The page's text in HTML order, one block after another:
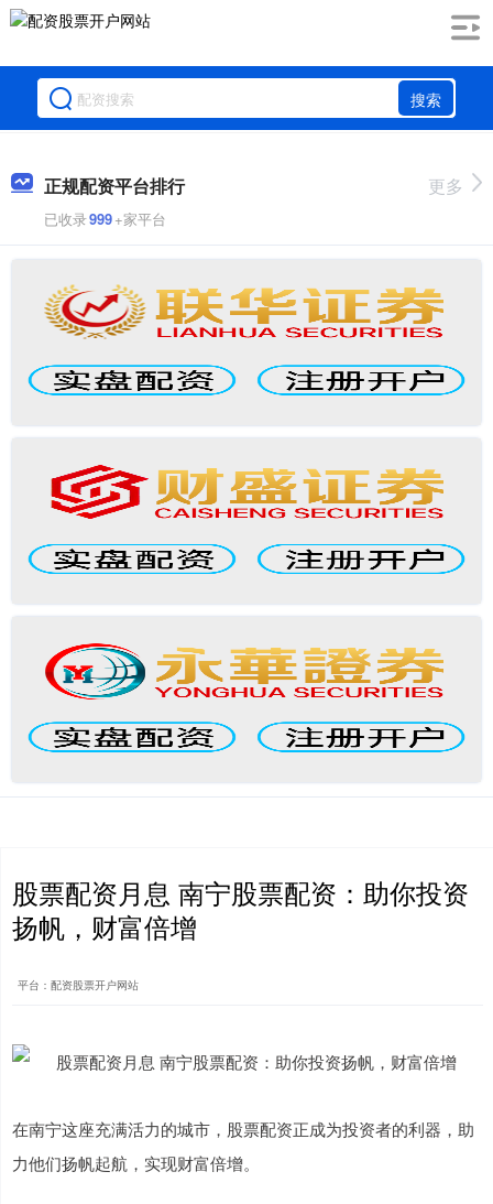
搜索
正规配资平台排行
已收录999+家平台
更多
股票配资月息 南宁股票配资：助你投资
扬帆，财富倍增
平台：配资股票开户网站
在南宁这座充满活力的城市，股票配资正成为投资者的利器，助
力他们扬帆起航，实现财富倍增。